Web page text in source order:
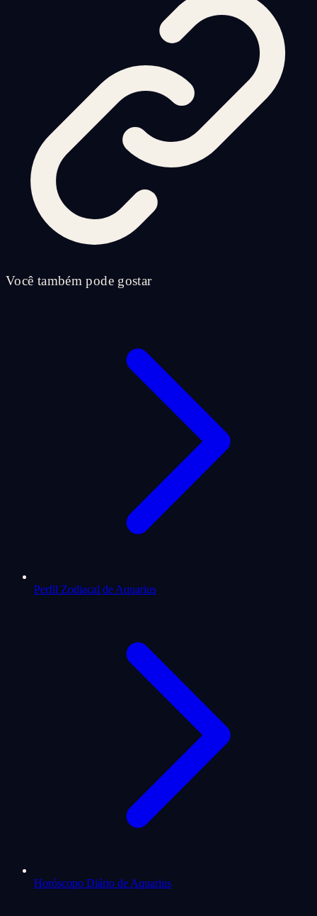
Você também pode gostar
Perfil Zodiacal de Aquarius
Horóscopo Diário de Aquarius